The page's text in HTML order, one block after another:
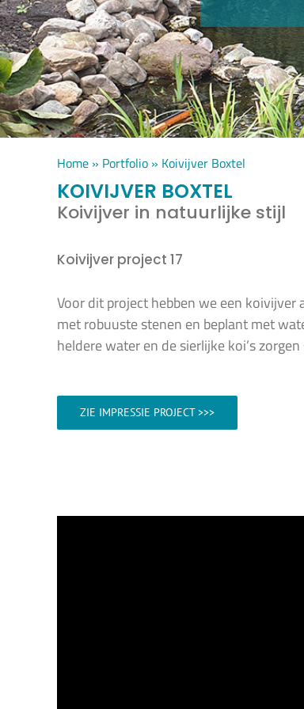
Home» Portfolio» Koivijver Boxtel
KOIVIJVER BOXTEL
Koivijver in natuurlijke stijl
Koivijver project 17
Voor dit project hebben we een
met robuuste stenen en beplant met
heldere water en de sierlijke koi’s
ZIE IMPRESSIE PROJECT >>>